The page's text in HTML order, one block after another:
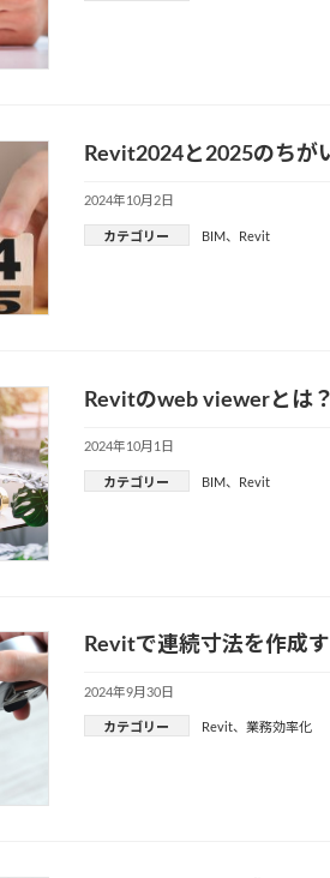
Revit2024と2025のちが
2024年10月2日
カテゴリー BIM、 Revit
Revitのweb viewerとは
2024年10月1日
カテゴリー BIM、 Revit
Revitで連続寸法を作成
2024年9月30日
カテゴリー Revit、 業務効率化